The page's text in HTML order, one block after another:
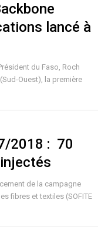
lancé à
du Faso, Roch
Ouest), la première
2018 : 70
de la campagne
fibres et textiles (SOFITE